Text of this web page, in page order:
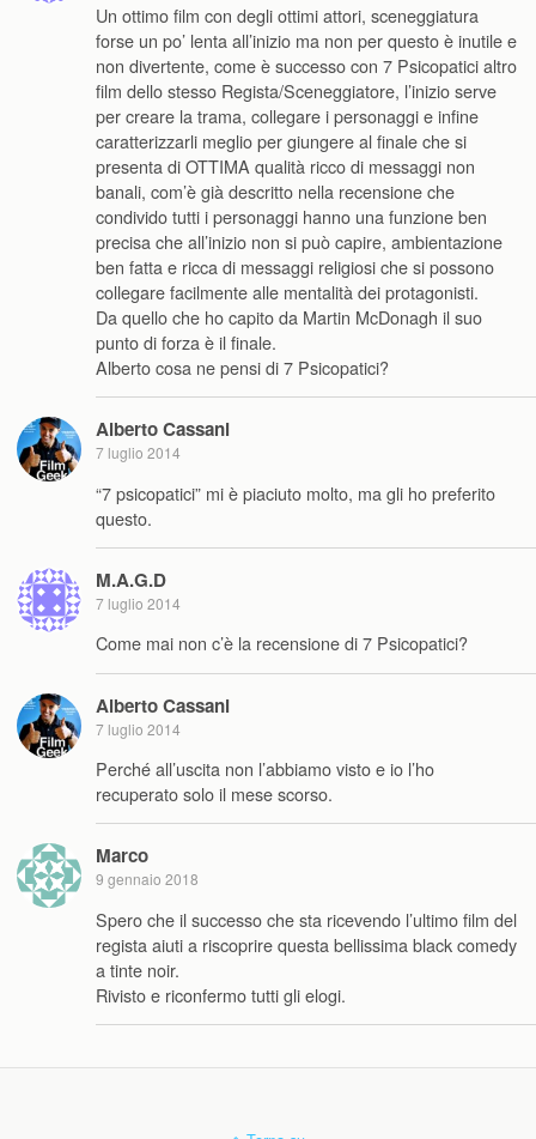
Un ottimo film con degli ottimi attori, sceneggiatura
forse un po’ lenta all’inizio ma non per questo è inutile e
non divertente, come è successo con 7 Psicopatici altro
film dello stesso Regista/Sceneggiatore, l’inizio serve
per creare la trama, collegare i personaggi e infine
caratterizzarli meglio per giungere al finale che si
presenta di OTTIMA qualità ricco di messaggi non
banali, com’è già descritto nella recensione che
condivido tutti i personaggi hanno una funzione ben
precisa che all’inizio non si può capire, ambientazione
ben fatta e ricca di messaggi religiosi che si possono
collegare facilmente alle mentalità dei protagonisti.
Da quello che ho capito da Martin McDonagh il suo
punto di forza è il finale.
Alberto cosa ne pensi di 7 Psicopatici?
Alberto Cassani
7 luglio 2014
“7 psicopatici” mi è piaciuto molto, ma gli ho preferito
questo.
M.A.G.D
7 luglio 2014
Come mai non c’è la recensione di 7 Psicopatici?
Alberto Cassani
7 luglio 2014
Perché all’uscita non l’abbiamo visto e io l’ho
recuperato solo il mese scorso.
Marco
9 gennaio 2018
Spero che il successo che sta ricevendo l’ultimo film del
regista aiuti a riscoprire questa bellissima black comedy
a tinte noir.
Rivisto e riconfermo tutti gli elogi.